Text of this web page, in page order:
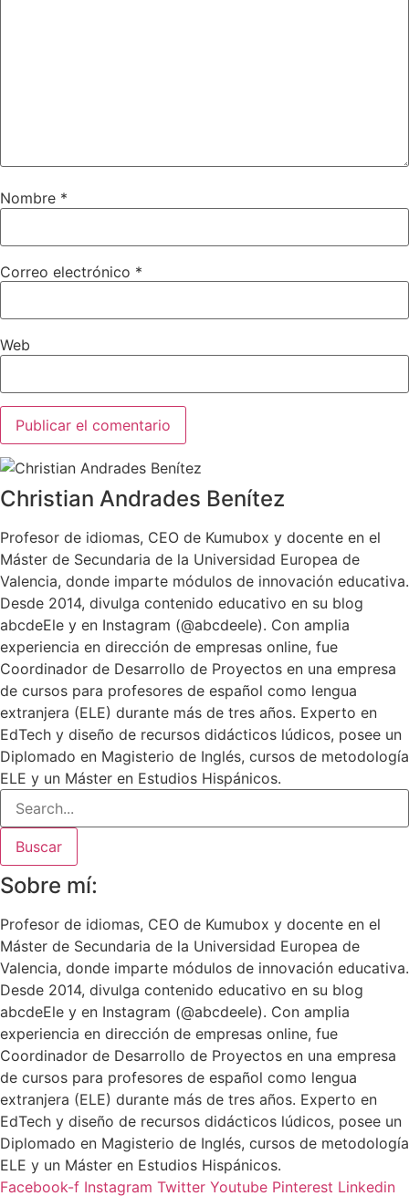
Nombre *
Correo electrónico *
Web
Christian Andrades Benítez
Profesor de idiomas, CEO de Kumubox y docente en el
Máster de Secundaria de la Universidad Europea de
Valencia, donde imparte módulos de innovación educativa.
Desde 2014, divulga contenido educativo en su blog
abcdeEle y en Instagram (@abcdeele). Con amplia
experiencia en dirección de empresas online, fue
Coordinador de Desarrollo de Proyectos en una empresa
de cursos para profesores de español como lengua
extranjera (ELE) durante más de tres años. Experto en
EdTech y diseño de recursos didácticos lúdicos, posee un
Diplomado en Magisterio de Inglés, cursos de metodología
ELE y un Máster en Estudios Hispánicos.
Buscar
Sobre mí:
Profesor de idiomas, CEO de Kumubox y docente en el
Máster de Secundaria de la Universidad Europea de
Valencia, donde imparte módulos de innovación educativa.
Desde 2014, divulga contenido educativo en su blog
abcdeEle y en Instagram (@abcdeele). Con amplia
experiencia en dirección de empresas online, fue
Coordinador de Desarrollo de Proyectos en una empresa
de cursos para profesores de español como lengua
extranjera (ELE) durante más de tres años. Experto en
EdTech y diseño de recursos didácticos lúdicos, posee un
Diplomado en Magisterio de Inglés, cursos de metodología
ELE y un Máster en Estudios Hispánicos.
Facebook-f Instagram Twitter Youtube Pinterest Linkedin